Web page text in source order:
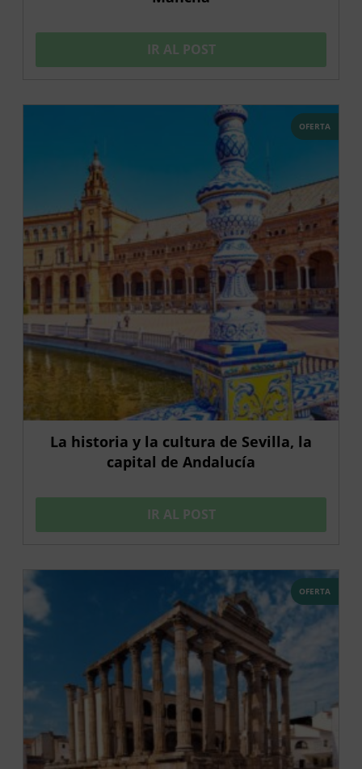
IR AL POST
OFERTA
La historia y la cultura de Sevilla, la
capital de Andalucía
IR AL POST
OFERTA